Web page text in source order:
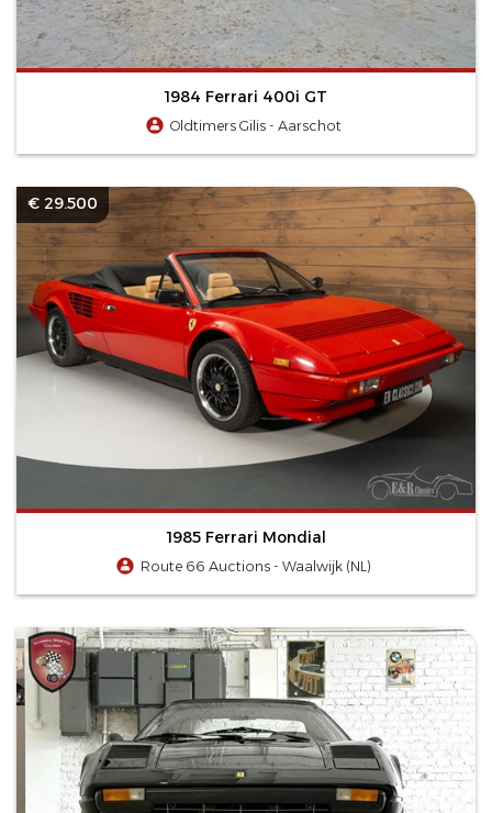
1984 Ferrari 400i GT
Oldtimers Gilis - Aarschot
€ 29.500
1985 Ferrari Mondial
Route 66 Auctions - Waalwijk (NL)